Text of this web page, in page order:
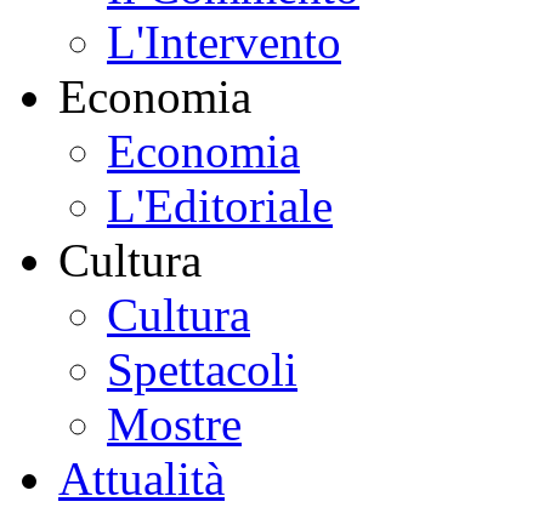
L'Intervento
Economia
Economia
L'Editoriale
Cultura
Cultura
Spettacoli
Mostre
Attualità